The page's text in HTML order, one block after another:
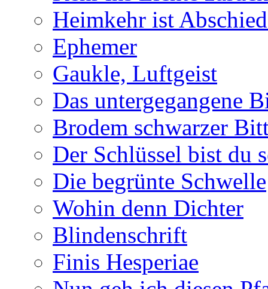
Heimkehr ist
Ephemer
Gaukle, Luftgeist
Das untergegangene
Brodem schwarzer
Der Schlüssel bist du
Die begrünte Schwelle
Wohin denn Dichter
Blindenschrift
Finis Hesperiae